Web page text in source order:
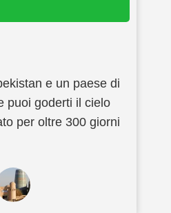
e un paese di
puoi goderti il ​​cielo
per oltre 300 giorni